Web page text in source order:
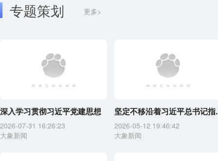
专题策划 更多>
深入学习贯彻习近平党建思想
2026-07-31 16:26:23
大象新闻
坚定不移沿着习近平总书记指
2026-05-12 19:46:42
大象新闻